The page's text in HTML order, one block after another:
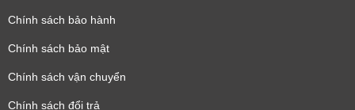
Chính sách bảo hành
Chính sách bảo mật
Chính sách vận chuyển
Chính sách đổi trả